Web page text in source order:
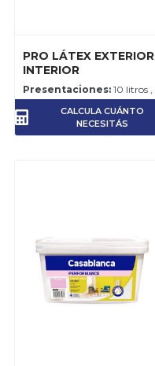
PRO LÁTEX EXTERIOR
INTERIOR
Presentaciones:10 litros ,
CALCULA CUÁNTO
NECESITÁS